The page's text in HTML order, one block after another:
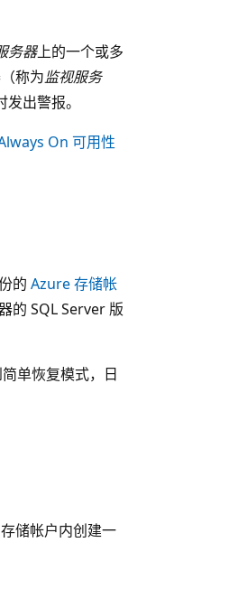
务器上的一个或多
称为监视服务
出警报。
On 可用性
的 Azure 存储帐
的 SQL Server 版
单恢复模式，日
储帐户内创建一